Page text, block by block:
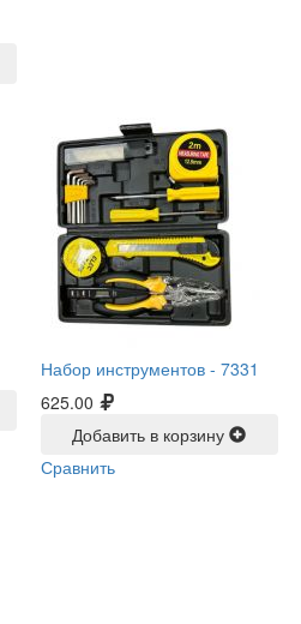
Набор инструментов - 7331
625.00
Добавить в корзину
Сравнить